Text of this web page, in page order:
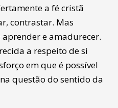
a fé cristã
contrastar. Mas
e amadurecer.
a respeito de si
em que é possível
questão do sentido da